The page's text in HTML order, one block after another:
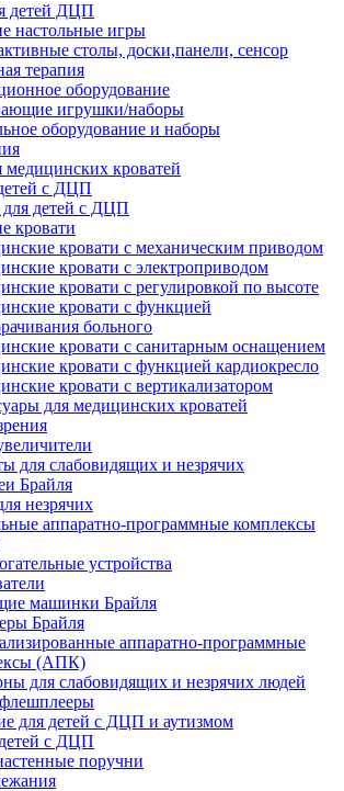
детей ДЦП
настольные игры
столы, доски,панели, сенсор
терапия
оборудование
игрушки/наборы
оборудование и наборы
кроватей
с ДЦП
детей с ДЦП
кровати
кровати с механическим приводом
кровати с электроприводом
кровати с регулировкой по высоте
кровати с функцией
больного
кровати с санитарным оснащением
кровати с функцией кардиокресло
кровати с вертикализатором
для медицинских кроватей
для слабовидящих и незрячих
Брайля
незрячих
аппаратно-программные комплексы
устройства
машинки Брайля
Брайля
аппаратно-программные
(АПК)
для слабовидящих и незрячих людей
для детей с ДЦП и аутизмом
с ДЦП
поручни